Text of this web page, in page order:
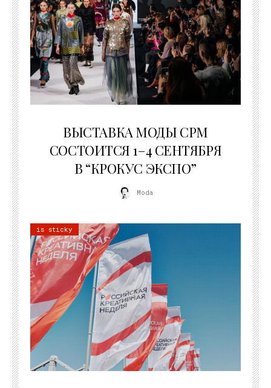
ВЫСТАВКА МОДЫ CPM
СОСТОИТСЯ 1–4 СЕНТЯБРЯ
В “КРОКУС ЭКСПО”
Moda
is sticky